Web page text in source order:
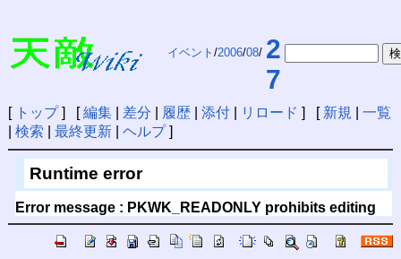
イベント /2006/08/ 2
7
[ トップ] [編集| 差分 履歴| 添付| リロード ] [ 新規
一覧
検索 最終更新| ヘルプ]
Runtime error
Error message : PKWK_READONLY prohibits editing